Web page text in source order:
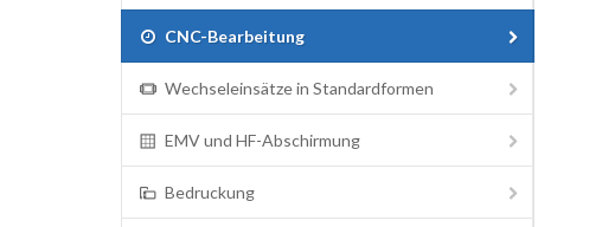
CNC-Bearbeitung
Wechseleinsätze in Standardformen
EMV und HF-Abschirmung
Bedruckung